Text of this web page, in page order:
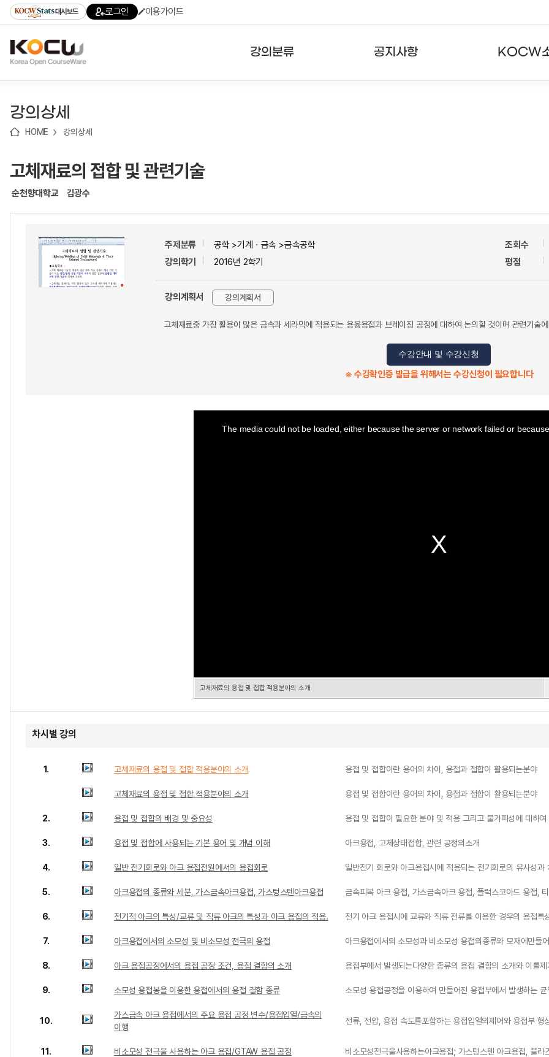
기
기
기
content)
가
대시보드 로그인 이용가이드
강의분류 공지사항 KOCW
강의상세
HOME 강의상세
고체재료의 접합 및 관련기술
순천향대학교 김광수
주제분류
공학 >기계ㆍ금속 >금속공학
강의학기
2016년 2학기
조회수
평점
강의계획서 강의계획서
고체재료중 가장 활용이 많은 금속과 세라믹에 적용되는 용융용접과 브레이징 공정에 대하여 논의할 것이며 관련기술
수강안내 및 수강신청
※ 수강확인증 발급을 위해서는 수강신청이 필요합니다
The media could not be loaded, either because the server or network failed or
고체재료의 용접 및 접합 적용분야의 소개
차시별 강의
1. 고체재료의 용접 및 접합 적용분야의 소개 용접 및 접합이란 용어의 차이, 용접과 접합이 활용되는분야
고체재료의 용접 및 접합 적용분야의 소개 용접 및 접합이란 용어의 차이, 용접과 접합이 활용되는분야
2. 용접 및 접합의 배경 및 중요성 용접 및 접합이 필요한 분야 및 적용 그리고 불가피성에 대하여
3. 용접 및 접합에 사용되는 기본 용어 및 개념 이해 아크용접, 고체상태접합, 관련 공정의소개
4. 일반 전기회로와 아크 용접전원에서의 용접회로 일반전기 회로와 아크용접시에 적용되는 전기회로의 유사성과
5. 아크용접의 종류와 세분, 가스금속아크용접, 가스텅스텐아크용접 금속피복 아크 용접, 가스금속아크 용접, 플럭스코아드 용접,
6. 전기적 아크의 특성/교류 및 직류 아크의 특성과 아크 용접의 적용. 전기 아크 용접시에 교류와 직류 전류를 이용한 경우의 용접특
7. 아크용접에서의 소모성 및 비소모성 전극의 용접 아크용접에서의 소모성과 비소모성 용접의종류와 모재에만들
8. 아크 용접공정에서의 용접 공정 조건, 용접 결함의 소개 용접부에서 발생되는다양한 종류의 용접 결함의 소개와 이를
9. 소모성 용접봉을 이용한 용접에서의 용접 결함 종류 소모성 용접공정을 이용하여 만들어진 용접부에서 발생하는
10.
가스금속 아크 용접에서의 주요 용접 공정 변수/용접입열/금속의
이행
전류, 전압, 용접 속도를포함하는 용접입열의제어와 용접부 형
11. 비소모성 전극을 사용하는 아크 용접/GTAW 용접 공정 비소모성전극을사용하는아크용접; 가스텅스텐 아크용접, 플라